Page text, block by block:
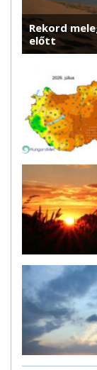
Rekord
előtt